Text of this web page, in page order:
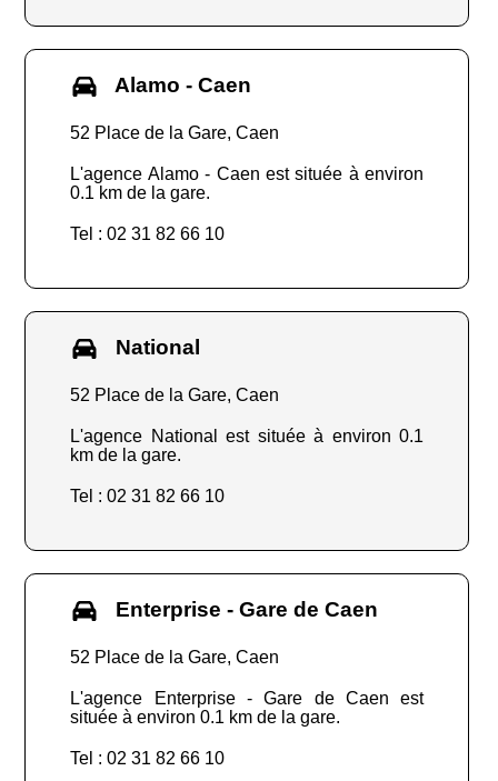
Alamo - Caen
52 Place de la Gare, Caen
L'agence Alamo - Caen est située à environ
0.1 km de la gare.
Tel : 02 31 82 66 10
National
52 Place de la Gare, Caen
L'agence National est située à environ 0.1
km de la gare.
Tel : 02 31 82 66 10
Enterprise - Gare de Caen
52 Place de la Gare, Caen
L'agence Enterprise - Gare de Caen est
située à environ 0.1 km de la gare.
Tel : 02 31 82 66 10